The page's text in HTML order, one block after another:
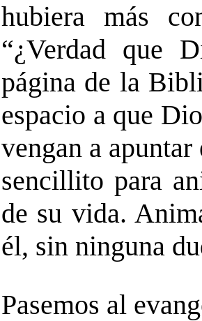
hubiera más
“¿Verdad que
página de la
espacio a que
vengan a
sencillito para
de su vida.
él, sin ninguna
Pasemos al